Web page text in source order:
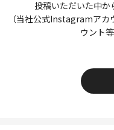
投稿いただいた中か
（当社公式Instagramア
ウント